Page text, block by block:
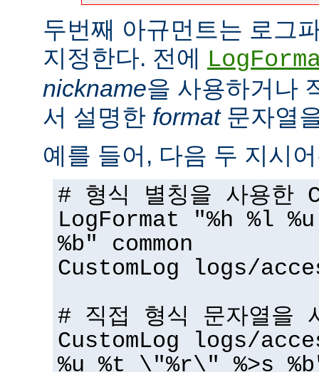
두번째 아규먼트는 로그
지정한다. 전에
nickname을 사용하거나
서 설명한 format문자열
예를 들어, 다음 두 지시
# 형식 별칭을 사용한
LogFormat "%h %l
%b" common
CustomLog logs/
# 직접 형식 문자열을
CustomLog logs/
%u %t \"%r\" %>s